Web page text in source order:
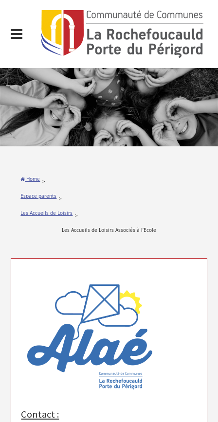
Home >
Espace parents >
Les Accueils de Loisirs >
Les Accueils de Loisirs Associés à l’Ecole
Contact :